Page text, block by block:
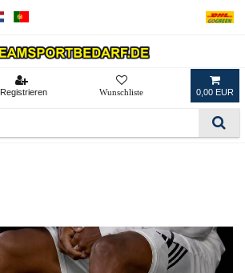
Registrieren 0,00 EUR